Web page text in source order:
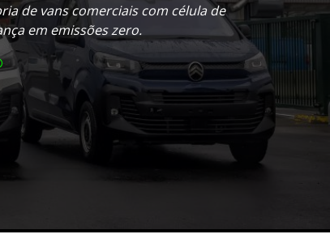
de vans comerciais com célula de
em emissões zero.